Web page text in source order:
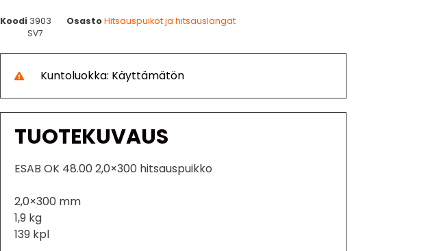
Koodi 3903 Osasto Hitsauspuikot ja hitsauslangat
SV7
Kuntoluokka: Käyttämätön
TUOTEKUVAUS
ESAB OK 48.00 2,0×300 hitsauspuikko
2,0×300 mm
1,9 kg
139 kpl